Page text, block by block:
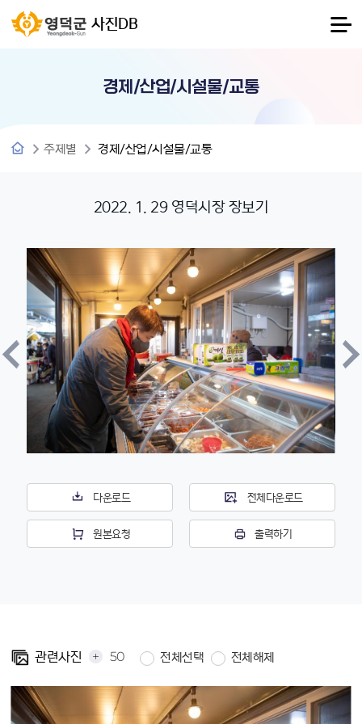
사진DB
경제/산업/시설물/교통
주제별 경제/산업/시설물/교통
2022. 1. 29 영덕시장 장보기
다운로드 전체다운로드
원본요청 출력하기
관련사진 + 50 전체선택 전체해제